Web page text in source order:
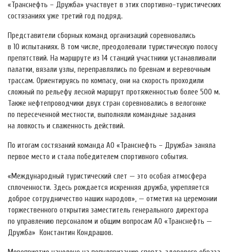
«Транснефть – Дружба» участвует в этих спортивно-туристических
состязаниях уже третий год подряд.
Представители сборных команд организаций соревновались
в 10 испытаниях. В том числе, преодолевали туристическую полосу
препятствий. На маршруте из 14 станций участники устанавливали
палатки, вязали узлы, переправлялись по бревнам и веревочным
трассам. Ориентируясь по компасу, они на скорость проходили
сложный по рельефу лесной маршрут протяженностью более 500 м.
Также нефтепроводчики двух стран соревновались в велогонке
по пересеченной местности, выполняли командные задания
на ловкость и слаженность действий.
По итогам состязаний команда АО «Транснефть – Дружба» заняла
первое место и стала победителем спортивного события.
«Международный туристический слет — это особая атмосфера
сплоченности. Здесь рождается искренняя дружба, укрепляется
доброе сотрудничество наших народов», — отметил на церемонии
торжественного открытия заместитель генерального директора
по управлению персоналом и общим вопросам АО «Транснефть —
Дружба» Константин Кондрашов.